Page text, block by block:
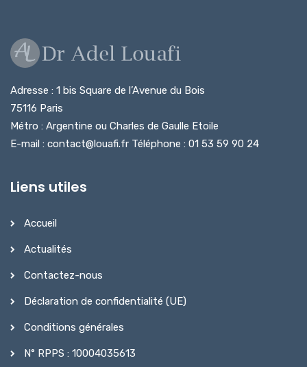
Adresse : 1 bis Square de l’Avenue du Bois
75116 Paris
Métro : Argentine ou Charles de Gaulle Etoile
E-mail : contact@louafi.fr Téléphone : 01 53 59 90 24
Liens utiles
Accueil
Actualités
Contactez-nous
Déclaration de confidentialité (UE)
Conditions générales
N° RPPS : 10004035613